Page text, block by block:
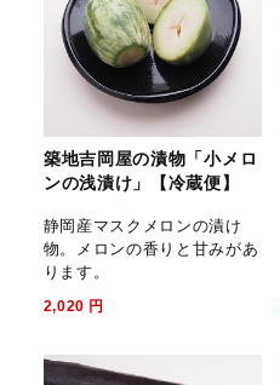
築地吉岡屋の漬物「小メロ
ンの浅漬け」【冷蔵便】
静岡産マスクメロンの漬け
物。メロンの香りと甘みがあ
ります。
2,020 円